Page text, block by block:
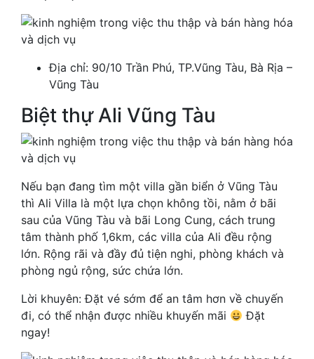
Địa chỉ: 90/10 Trần Phú, TP.Vũng Tàu, Bà Rịa –
Vũng Tàu
Biệt thự Ali Vũng Tàu
Nếu bạn đang tìm một villa gần biển ở Vũng Tàu
thì Ali Villa là một lựa chọn không tồi, nằm ở bãi
sau của Vũng Tàu và bãi Long Cung, cách trung
tâm thành phố 1,6km, các villa của Ali đều rộng
lớn. Rộng rãi và đầy đủ tiện nghi, phòng khách và
phòng ngủ rộng, sức chứa lớn.
Lời khuyên: Đặt vé sớm để an tâm hơn về chuyến
đi, có thể nhận được nhiều khuyến mãi
Đặt
ngay!